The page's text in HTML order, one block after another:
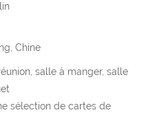
Chine
salle à manger, salle
sélection de cartes de